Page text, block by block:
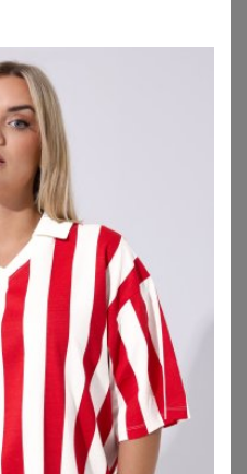
ELOMI
53,56 €
ZU OTTO
3 5 >